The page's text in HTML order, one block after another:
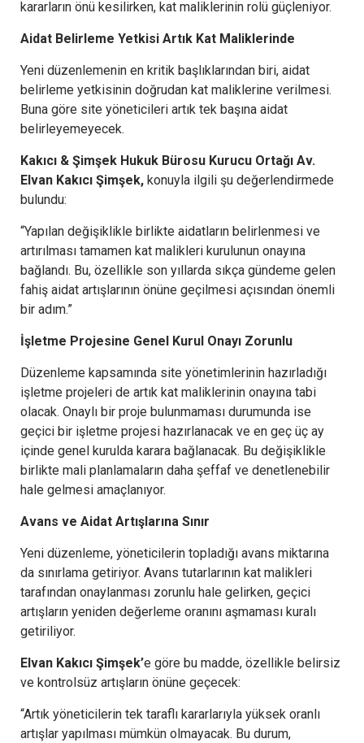
kararların önü kesilirken, kat maliklerinin rolü güçleniyor.
Aidat Belirleme Yetkisi Artık Kat Maliklerinde
Yeni düzenlemenin en kritik başlıklarından biri, aidat
belirleme yetkisinin doğrudan kat maliklerine verilmesi.
Buna göre site yöneticileri artık tek başına aidat
belirleyemeyecek.
Kakıcı & Şimşek Hukuk Bürosu Kurucu Ortağı Av.
Elvan Kakıcı Şimşek, konuyla ilgili şu değerlendirmede
bulundu:
“Yapılan değişiklikle birlikte aidatların belirlenmesi ve
artırılması tamamen kat malikleri kurulunun onayına
bağlandı. Bu, özellikle son yıllarda sıkça gündeme gelen
fahiş aidat artışlarının önüne geçilmesi açısından önemli
bir adım.”
İşletme Projesine Genel Kurul Onayı Zorunlu
Düzenleme kapsamında site yönetimlerinin hazırladığı
işletme projeleri de artık kat maliklerinin onayına tabi
olacak. Onaylı bir proje bulunmaması durumunda ise
geçici bir işletme projesi hazırlanacak ve en geç üç ay
içinde genel kurulda karara bağlanacak. Bu değişiklikle
birlikte mali planlamaların daha şeffaf ve denetlenebilir
hale gelmesi amaçlanıyor.
Avans ve Aidat Artışlarına Sınır
Yeni düzenleme, yöneticilerin topladığı avans miktarına
da sınırlama getiriyor. Avans tutarlarının kat malikleri
tarafından onaylanması zorunlu hale gelirken, geçici
artışların yeniden değerleme oranını aşmaması kuralı
getiriliyor.
Elvan Kakıcı Şimşek’e göre bu madde, özellikle belirsiz
ve kontrolsüz artışların önüne geçecek:
“Artık yöneticilerin tek taraflı kararlarıyla yüksek oranlı
artışlar yapılması mümkün olmayacak. Bu durum,